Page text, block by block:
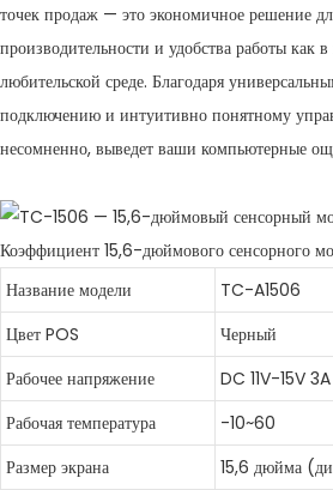
точек продаж — это экономичное решение
производительности и удобства работы как
любительской среде. Благодаря
подключению и интуитивно понятному
несомненно, выведет ваши компьютерные
Коэффициент 15,6-дюймового сенсорного
Название модели
TC-A1506
Цвет POS
Черный
Рабочее напряжение
DC 11V-15V 3A
Рабочая температура
-10~60
Размер экрана
15,6 дюйма